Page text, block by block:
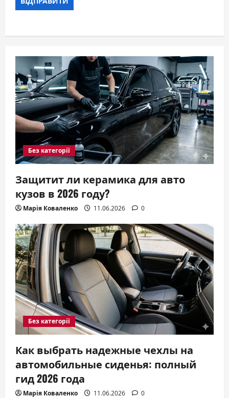
Без категорії
Защитит ли керамика для авто
кузов в 2026 году?
Марія Коваленко 11.06.2026 0
Без категорії
Как выбрать надежные чехлы на
автомобильные сиденья: полный
гид 2026 года
Марія Коваленко 11.06.2026 0